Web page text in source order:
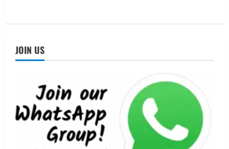
JOIN US
1
UTTARAKHAND NEWS
धामी कैबिनेट ने लिए कई महत्वपूर्ण निर्णय, अब
सामान्य वर्ग के पशुपालकों को भी गाय एवं भैंस
खरीद पर मिलेगा अनुदान, मजदूरी संहिता
नियमावली-2026 को मिली मंजूरी